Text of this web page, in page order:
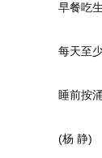
早餐吃
每天至
睡前按
(杨 静)